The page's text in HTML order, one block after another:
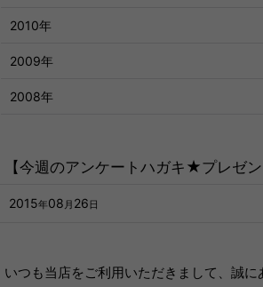
【今週のアンケートハガキ★プレゼン
2015年08 月 26 日
いつも当店をご利用いただきまして、誠に
2010年
2009年
2008年